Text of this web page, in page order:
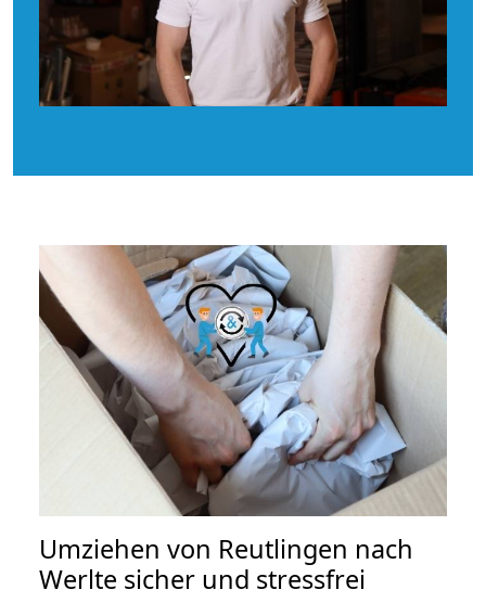
Umziehen von Reutlingen nach
Werlte sicher und stressfrei